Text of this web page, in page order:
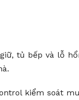
tủ bếp và lỗ
kiểm soát